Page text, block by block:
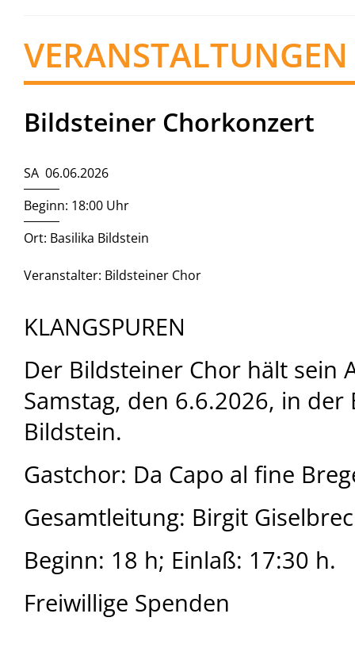
VERANSTALTUNGEN
Bildsteiner Chorkonzert
SA 06.06.2026
Beginn: 18:00 Uhr
Ort: Basilika Bildstein
Veranstalter: Bildsteiner Chor
KLANGSPUREN
Der Bildsteiner Chor hält sein
Samstag, den 6.6.2026, in der
Bildstein.
Gastchor: Da Capo al fine
Gesamtleitung: Birgit
Beginn: 18 h; Einlaß: 17:30 h.
Freiwillige Spenden